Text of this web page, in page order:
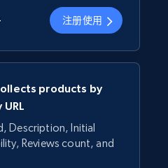
注册使用
products by
Description, Initial
Reviews count, and